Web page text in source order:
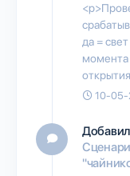
да =
момента
10-05-